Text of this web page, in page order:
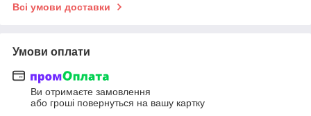
Всі умови доставки
Умови оплати
Ви отримаєте замовлення
або гроші повернуться на вашу картку